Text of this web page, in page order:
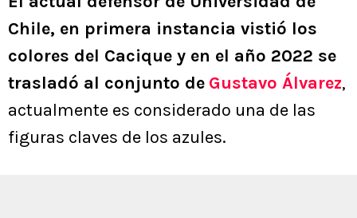
Chile, en primera instancia vistió los
colores del Cacique y en el año 2022 se
trasladó al conjunto de Gustavo Álvarez,
actualmente es considerado una de las
figuras claves de los azules.